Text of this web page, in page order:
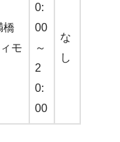
橋
モ
0:
00
～
2
0:
00
な
し